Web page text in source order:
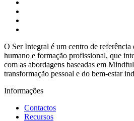
O Ser Integral é um centro de
humano e formação profissional, que
com as abordagens baseadas em
transformação pessoal e do bem-estar
Informações
Contactos
Recursos